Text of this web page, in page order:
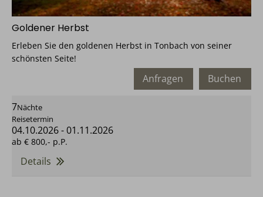
Goldener Herbst
Erleben Sie den goldenen Herbst in Tonbach von seiner
schönsten Seite!
Buchen
Anfragen
7Nächte
Reisetermin
04.10.2026-01.11.2026
ab € 800,- p.P.
Details